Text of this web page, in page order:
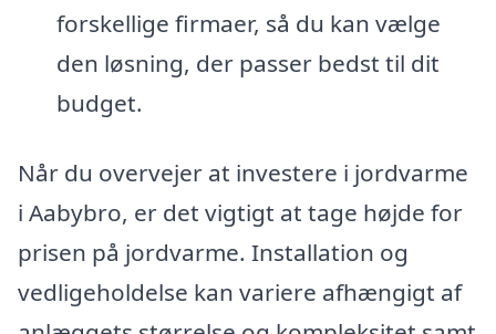
forskellige firmaer, så du kan vælge
den løsning, der passer bedst til dit
budget.
Når du overvejer at investere i jordvarme
i Aabybro, er det vigtigt at tage højde for
prisen på jordvarme. Installation og
vedligeholdelse kan variere afhængigt af